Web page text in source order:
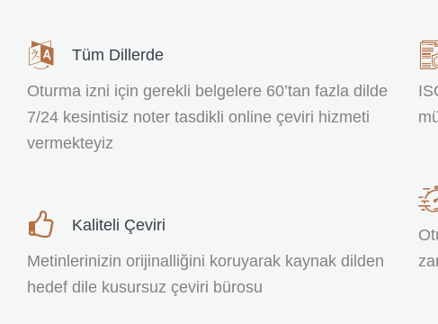
Tüm Dillerde
Oturma izni için gerekli belgelere 60’tan fazla dilde
7/24 kesintisiz noter tasdikli online çeviri hizmeti
vermekteyiz
Kaliteli Çeviri
Metinlerinizin orijinalliğini koruyarak kaynak dilden
hedef dile kusursuz çeviri bürosu